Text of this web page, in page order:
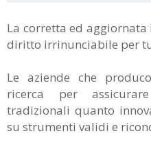
La corretta ed
diritto irrinunciabile per
Le aziende che
ricerca per
tradizionali quanto
su strumenti validi e